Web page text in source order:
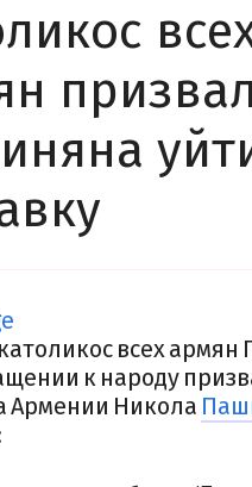
всех армян
к народу
Армении Никола